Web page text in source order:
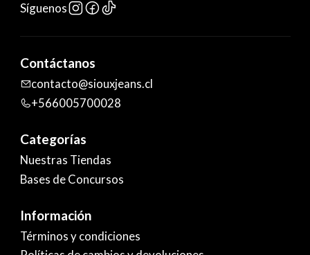
Síguenos
Contáctanos
contacto@siouxjeans.cl
+566005700028
Categorías
Nuestras Tiendas
Bases de Concursos
Información
Términos y condiciones